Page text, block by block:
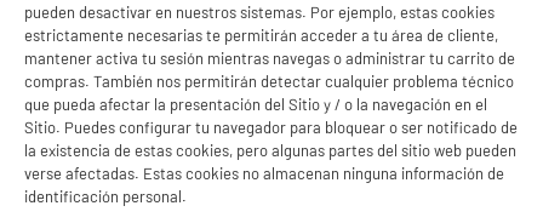
ELECTROCHOLLOS
Altavoz inteligente Amazon Echo Dot de 5.ª
generación, color negro
Tipo :
Resolución :
Gestionar cookies
✔ ACEPTAR TODAS
pueden desactivar en nuestros sistemas. Por ejemplo, estas cookies
estrictamente necesarias te permitirán acceder a tu área de cliente,
mantener activa tu sesión mientras navegas o administrar tu carrito de
compras. También nos permitirán detectar cualquier problema técnico
que pueda afectar la presentación del Sitio y / o la navegación en el
Sitio. Puedes configurar tu navegador para bloquear o ser notificado de
la existencia de estas cookies, pero algunas partes del sitio web pueden
verse afectadas. Estas cookies no almacenan ninguna información de
identificación personal.